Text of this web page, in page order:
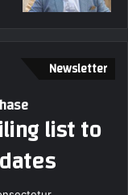
Newsletter
list to